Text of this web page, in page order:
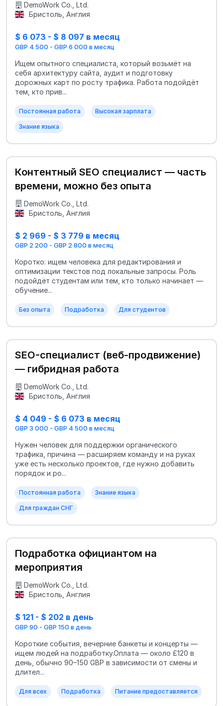
DemoWork Co., Ltd.
Бристоль, Англия
$ 6 073 - $ 8 097 в месяц
GBP 4 500 - GBP 6 000 в месяц
Ищем опытного специалиста, который возьмёт на
себя архитектуру сайта, аудит и подготовку
дорожных карт по росту трафика. Работа подойдёт
тем, кто прив...
Постоянная работа Высокая зарплата
Знание языка
Контентный SEO специалист — часть
времени, можно без опыта
DemoWork Co., Ltd.
Бристоль, Англия
$ 2 969 - $ 3 779 в месяц
GBP 2 200 - GBP 2 800 в месяц
Коротко: ищем человека для редактирования и
оптимизации текстов под локальные запросы. Роль
подойдёт студентам или тем, кто только начинает —
обучение...
Без опыта Подработка Для студентов
SEO-специалист (веб-продвижение)
— гибридная работа
DemoWork Co., Ltd.
Бристоль, Англия
$ 4 049 - $ 6 073 в месяц
GBP 3 000 - GBP 4 500 в месяц
Нужен человек для поддержки органического
трафика, причина — расширяем команду и на руках
уже есть несколько проектов, где нужно добавить
порядок и ро...
Постоянная работа Знание языка
Для граждан СНГ
Подработка официантом на
мероприятия
DemoWork Co., Ltd.
Бристоль, Англия
$ 121 - $ 202 в день
GBP 90 - GBP 150 в день
Короткие события, вечерние банкеты и концерты —
ищем людей на подработку.Оплата — около £120 в
день, обычно 90–150 GBP в зависимости от смены и
длител...
Для всех Подработка Питание предоставляется